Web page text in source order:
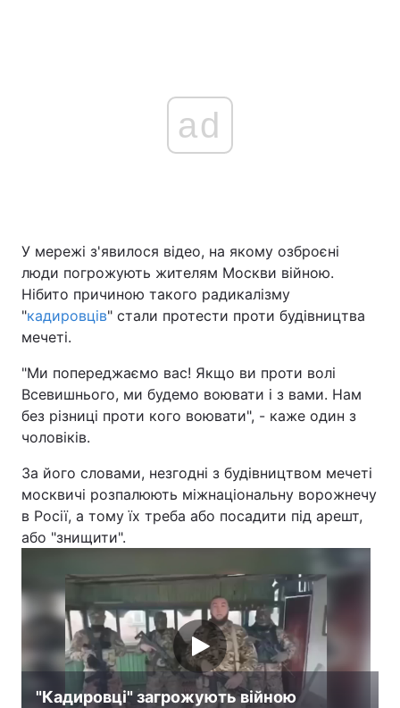
Україна Політика
Спорт
Зброя Інциденти
Здоров'я Туризм
Цікавинки Погода
Екологія Регіони
Лонгріди
Відео з Youtube Статті
Інтерв'ю Думки
ad
У мережі з'явилося відео, на якому озброєні
люди погрожують жителям Москви війною.
Нібито причиною такого радикалізму
"кадировців" стали протести проти будівництва
мечеті.
"Ми попереджаємо вас! Якщо ви проти волі
Всевишнього, ми будемо воювати і з вами. Нам
без різниці проти кого воювати", - каже один з
чоловіків.
За його словами, незгодні з будівництвом мечеті
москвичі розпалюють міжнаціональну ворожнечу
в Росії, а тому їх треба або посадити під арешт,
або "знищити".
"Кадировці" загрожують війною